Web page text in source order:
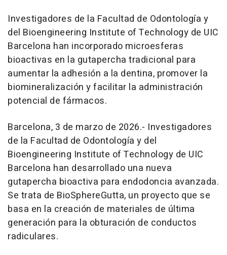
Investigadores de la Facultad de Odontología y
del Bioengineering Institute of Technology de UIC
Barcelona han incorporado microesferas
bioactivas en la gutapercha tradicional para
aumentar la adhesión a la dentina, promover la
biomineralización y facilitar la administración
potencial de fármacos.
Barcelona, 3 de marzo de 2026.- Investigadores
de la Facultad de Odontología y del
Bioengineering Institute of Technology de UIC
Barcelona han desarrollado una nueva
gutapercha bioactiva para endodoncia avanzada.
Se trata de BioSphereGutta, un proyecto que se
basa en la creación de materiales de última
generación para la obturación de conductos
radiculares.